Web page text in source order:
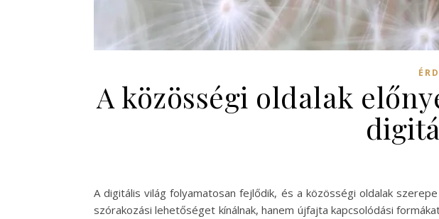
A közösségi oldalak
A digitális világ folyamatosan fejlődik, és a közösségi oldalak
szórakozási lehetőséget kínálnak, hanem újfajta kapcsolódási